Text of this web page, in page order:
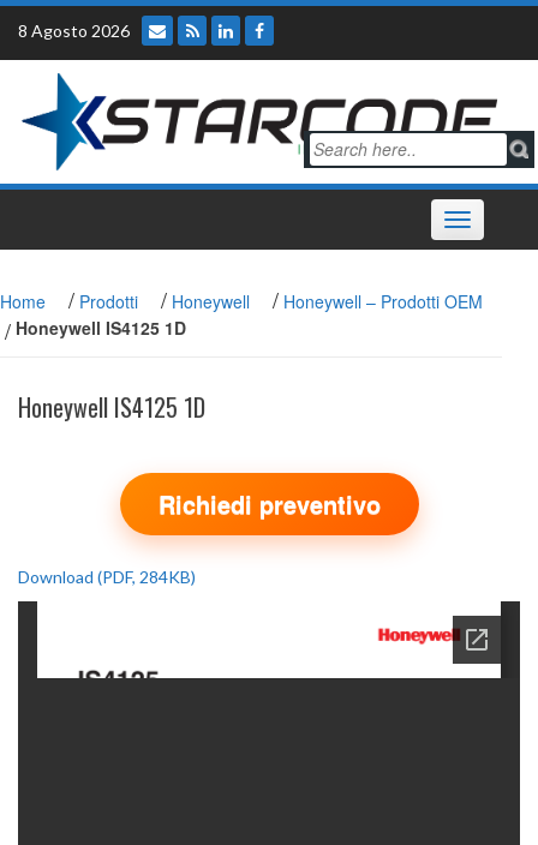
Skip
content
8 Agosto 2026
Toggle
navigation
Home / Prodotti / Honeywell / Honeywell – Prodotti OEM
/ Honeywell IS4125 1D
Honeywell IS4125 1D
Richiedi preventivo
Download (PDF, 284KB)